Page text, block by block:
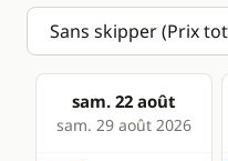
sam. 22 août
sam. 29 août 2026